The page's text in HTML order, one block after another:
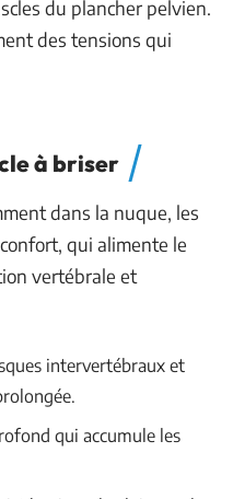
du plancher pelvien.
des tensions qui
à briser
dans la nuque, les
qui alimente le
vertébrale et
intervertébraux et
qui accumule les